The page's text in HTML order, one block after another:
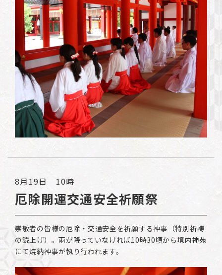
8月19日 10時
厄除開運交通安全祈願祭
崇敬者の皆様の厄除・交通安全を祈願する神事（特別祈祷
の読上げ）。雨が降っていなければ10時30頃から境内神苑
にて焼納神事が執り行われます。